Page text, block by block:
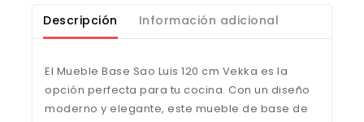
Descripción Información adicional
El Mueble Base Sao Luis 120 cm Vekka es la
opción perfecta para tu cocina. Con un diseño
moderno y elegante, este mueble de base de